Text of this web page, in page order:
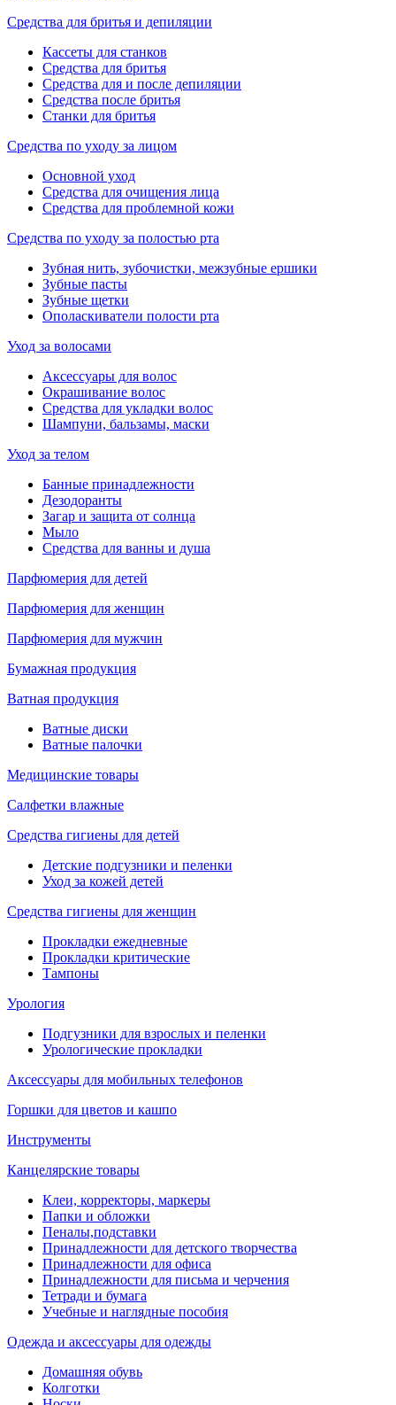
Средства для бритья и депиляции
Кассеты для станков
Средства для бритья
Средства для и после депиляции
Средства после бритья
Станки для бритья
Средства по уходу за лицом
Основной уход
Средства для очищения лица
Средства для проблемной кожи
Средства по уходу за полостью рта
Зубная нить, зубочистки, межзубные ершики
Зубные пасты
Зубные щетки
Ополаскиватели полости рта
Уход за волосами
Аксессуары для волос
Окрашивание волос
Средства для укладки волос
Шампуни, бальзамы, маски
Уход за телом
Банные принадлежности
Дезодоранты
Загар и защита от солнца
Мыло
Средства для ванны и душа
Парфюмерия для детей
Парфюмерия для женщин
Парфюмерия для мужчин
Бумажная продукция
Ватная продукция
Ватные диски
Ватные палочки
Медицинские товары
Салфетки влажные
Средства гигиены для детей
Детские подгузники и пеленки
Уход за кожей детей
Средства гигиены для женщин
Прокладки ежедневные
Прокладки критические
Тампоны
Урология
Подгузники для взрослых и пеленки
Урологические прокладки
Аксессуары для мобильных телефонов
Горшки для цветов и кашпо
Инструменты
Канцелярские товары
Клеи, корректоры, маркеры
Папки и обложки
Пеналы,подставки
Принадлежности для детского творчества
Принадлежности для офиса
Принадлежности для письма и черчения
Тетради и бумага
Учебные и наглядные пособия
Одежда и аксессуары для одежды
Домашняя обувь
Колготки